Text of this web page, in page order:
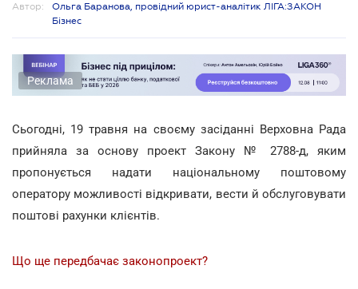
Автор:
Ольга Баранова, провідний юрист-аналітик ЛІГА:ЗАКОН
Бізнес
Реклама
Сьогодні, 19 травня на своєму засіданні Верховна Рада
прийняла за основу проект Закону № 2788-д, яким
пропонується надати національному поштовому
оператору можливості відкривати, вести й обслуговувати
поштові рахунки клієнтів.
Що ще передбачає законопроект?